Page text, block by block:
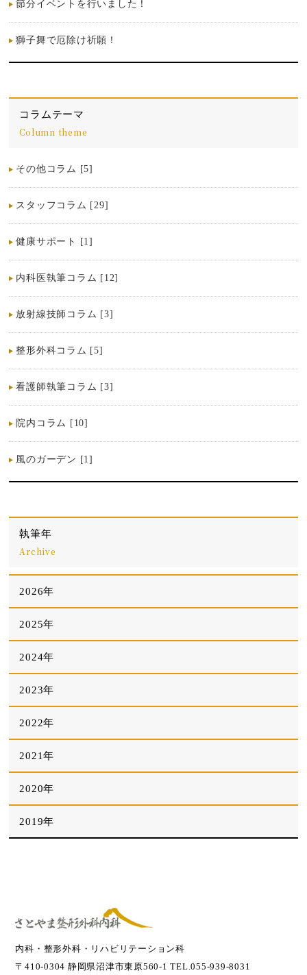
節分イベントを行いました！
獅子舞で厄除け祈願！
コラムテーマ
Column theme
その他コラム [5]
スタッフコラム [29]
健康サポート [1]
内科医執筆コラム [12]
放射線技師コラム [3]
整形外科コラム [5]
看護師執筆コラム [3]
院内コラム [10]
風のガーデン [1]
執筆年
Archive
2026年
2025年
2024年
2023年
2022年
2021年
2020年
2019年
内科・整形外科・リハビリテーション科
〒410-0304 静岡県沼津市東原560-1 TEL.055-939-8031